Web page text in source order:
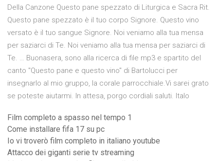
Della Canzone Questo pane spezzato di Liturgica e Sacra Rit.
Questo pane spezzato è il tuo corpo Signore. Questo vino
versato è il tuo sangue Signore. Noi veniamo alla tua mensa
per saziarci di Te. Noi veniamo alla tua mensa per saziarci di
Te. … Buonasera, sono alla ricerca di file mp3 e spartito del
canto "Questo pane e questo vino" di Bartolucci per
insegnarlo al mio gruppo, la corale parrocchiale.Vi sarei grato
se poteste aiutarmi. In attesa, porgo cordiali saluti. Italo
Film completo a spasso nel tempo 1
Come installare fifa 17 su pc
Io vi troverò film completo in italiano youtube
Attacco dei giganti serie tv streaming